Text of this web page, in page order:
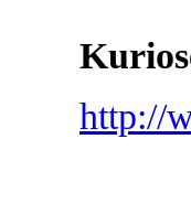
http://